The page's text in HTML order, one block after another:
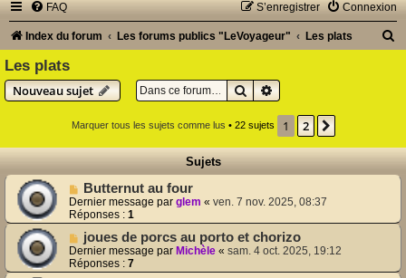
FAQ Connexion
S’enregistrer
Index du forum Les forums publics "LeVoyageur" Les plats
c
e
Les plats
Nouveau sujet
RechercherRecherche avancée
Marquer tous les sujets comme lus • 22 sujets 1 2
Sujets
Butternut au four
Dernier message par glem « ven. 7 nov. 2025, 08:37
Réponses : 1
joues de porcs au porto et chorizo
Dernier message par Michèle « sam. 4 oct. 2025, 19:12
Réponses : 7